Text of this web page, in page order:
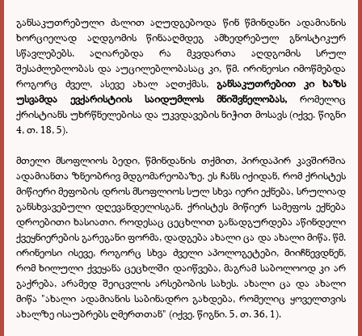
განსაკუთრებული ძალით აღუდგებოდა წინ წმინდანი ადამიანის
ხორციელად აღდგომის წინააღმდეგ ამხედრებულ გნოსტიკურ
სწავლებებს. აღიარებდა რა მკვდართა აღდგომის სრულ
შესაძლებლობას და აუცილებლობასაც კი, წმ. ირინეოსი იმოწმებდა
როგორც ძველ, ასევე ახალ აღთქმას, განსაკუთრებით კი ხაზს
უსვამდა ევქარისტიის საიდუმლოს მნიშვნელობას, რომელიც
ქრისტიანს უხრწნელებისა და უკვდავების ნიჭით მოსავს (იქვე. წიგნი
4, თ. 18, 5).
მთელი მსოფლიოს ბედი, წმინდანის თქმით, პირდაპირ კავშირშია
ადამიანთა ზნეობრივ მდგომარეობაზე. ეს ჩანს იქიდან, რომ ქრისტეს
მიწიერი მეფობის დროს მსოფლიოს სულ სხვა იერი ექნება, სრულიად
განსხვავებული დღევანდელისგან. ქრისტეს მიწიერ სამეფოს ექნება
დროებითი ხასიათი. როდესაც ცეცხლით განადგურდება აწინდელი
ქვეყნიერების გარეგანი ფორმა, დადგება ახალი ცა და ახალი მიწა. წმ.
ირინეოსი ისევე, როგორც სხვა ძველი აპოლოგეტები, მიიჩნევდნენ,
რომ ხილული ქვეყანა ცეცხლში დაიწვება, მაგრამ საბოლოოდ კი არ
გაქრება, არამედ შეიცვლის არსებობის სახეს. ახალი ცა და ახალი
მიწა "ახალი ადამიანის საბინადრო გახდება, რომელიც ყოველთვის
ახალზე ისაუბრებს ღმერთთან" (იქვე. წიგნი. 5, თ. 36, 1).